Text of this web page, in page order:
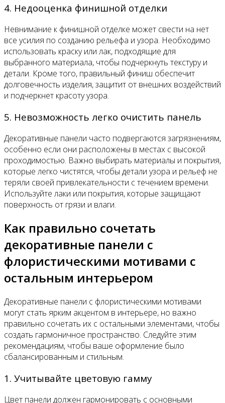
4. Недооценка финишной отделки
Невнимание к финишной отделке может свести на нет
все усилия по созданию рельефа и узора. Необходимо
использовать краску или лак, подходящие для
выбранного материала, чтобы подчеркнуть текстуру и
детали. Кроме того, правильный финиш обеспечит
долговечность изделия, защитит от внешних воздействий
и подчеркнет красоту узора.
5. Невозможность легко очистить панель
Декоративные панели часто подвергаются загрязнениям,
особенно если они расположены в местах с высокой
проходимостью. Важно выбирать материалы и покрытия,
которые легко чистятся, чтобы детали узора и рельеф не
теряли своей привлекательности с течением времени.
Используйте лаки или покрытия, которые защищают
поверхность от грязи и влаги.
Как правильно сочетать
декоративные панели с
флористическими мотивами с
остальным интерьером
Декоративные панели с флористическими мотивами
могут стать ярким акцентом в интерьере, но важно
правильно сочетать их с остальными элементами, чтобы
создать гармоничное пространство. Следуйте этим
рекомендациям, чтобы ваше оформление было
сбалансированным и стильным.
1. Учитывайте цветовую гамму
Цвет панели должен гармонировать с основными